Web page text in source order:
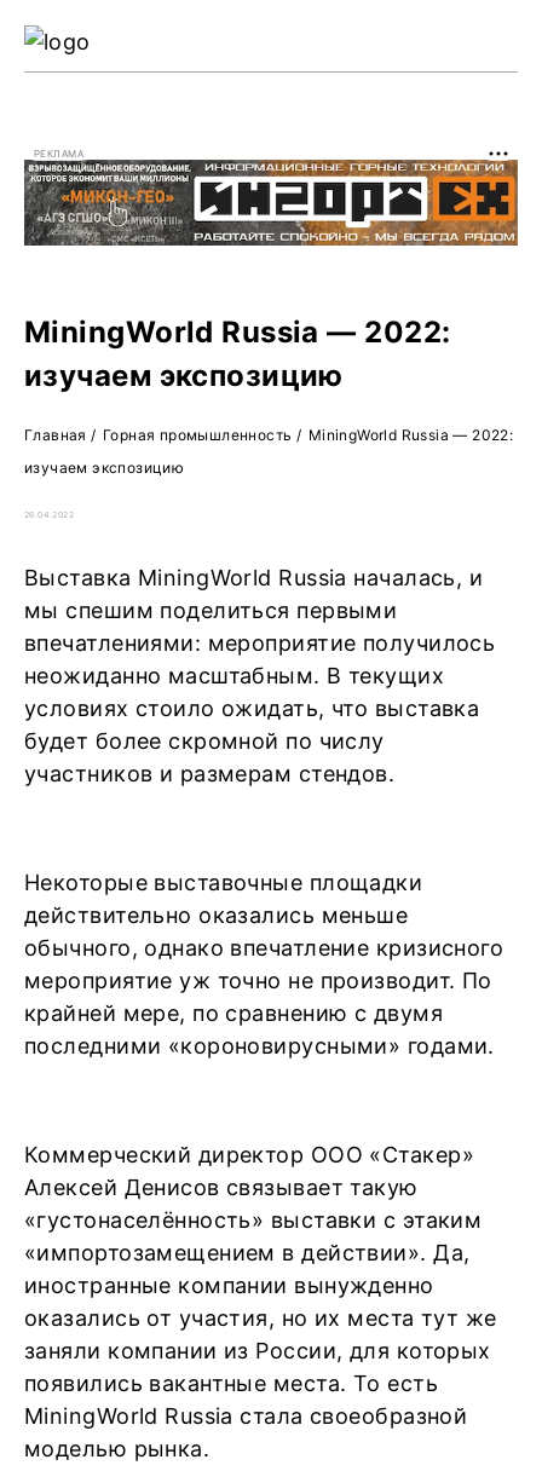
РЕКЛАМА
MiningWorld Russia — 2022:
изучаем экспозицию
Главная / Горная промышленность / MiningWorld Russia — 2022:
изучаем экспозицию
26.04.2022
Выставка MiningWorld Russia началась, и
мы спешим поделиться первыми
впечатлениями: мероприятие получилось
неожиданно масштабным. В текущих
условиях стоило ожидать, что выставка
будет более скромной по числу
участников и размерам стендов.
Некоторые выставочные площадки
действительно оказались меньше
обычного, однако впечатление кризисного
мероприятие уж точно не производит. По
крайней мере, по сравнению с двумя
последними «короновирусными» годами.
Коммерческий директор ООО «Стакер»
Алексей Денисов связывает такую
«густонаселённость» выставки с этаким
«импортозамещением в действии». Да,
иностранные компании вынужденно
оказались от участия, но их места тут же
заняли компании из России, для которых
появились вакантные места. То есть
MiningWorld Russia стала своеобразной
моделью рынка.